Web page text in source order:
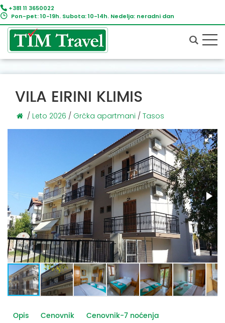
+381 11 3650022
Pon-pet: 10-19h. Subota: 10-14h. Nedelja: neradni dan
VILA EIRINI KLIMIS
/ Leto 2026 / Grčka apartmani / Tasos
Opis Cenovnik
Cenovnik-7 noćenja